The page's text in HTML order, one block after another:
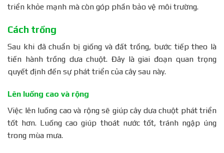
triển khỏe mạnh mà còn góp phần bảo vệ môi trường.
Cách trồng
Sau khi đã chuẩn bị giống và đất trồng, bước tiếp theo là
tiến hành trồng dưa chuột. Đây là giai đoạn quan trọng
quyết định đến sự phát triển của cây sau này.
Lên luống cao và rộng
Việc lên luống cao và rộng sẽ giúp cây dưa chuột phát triển
tốt hơn. Luống cao giúp thoát nước tốt, tránh ngập úng
trong mùa mưa.